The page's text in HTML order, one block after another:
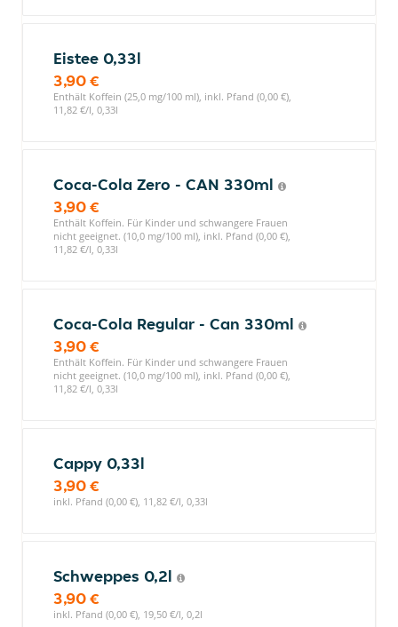
Eistee 0,33l
3,90 €
Enthält Koffein (25,0 mg/100 ml), inkl. Pfand (0,00 €),
11,82 €/l, 0,33l
Coca-Cola Zero - CAN 330ml
3,90 €
Enthält Koffein. Für Kinder und schwangere Frauen
nicht geeignet. (10,0 mg/100 ml), inkl. Pfand (0,00 €),
11,82 €/l, 0,33l
Coca-Cola Regular - Can 330ml
3,90 €
Enthält Koffein. Für Kinder und schwangere Frauen
nicht geeignet. (10,0 mg/100 ml), inkl. Pfand (0,00 €),
11,82 €/l, 0,33l
Cappy 0,33l
3,90 €
inkl. Pfand (0,00 €), 11,82 €/l, 0,33l
Schweppes 0,2l
3,90 €
inkl. Pfand (0,00 €), 19,50 €/l, 0,2l